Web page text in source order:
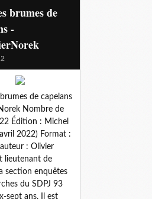
brumes de
-
de capelans
Nombre de
Édition : Michel
2022) Format :
: Olivier
lieutenant de
section enquêtes
du SDPJ 93
sept ans. Il est